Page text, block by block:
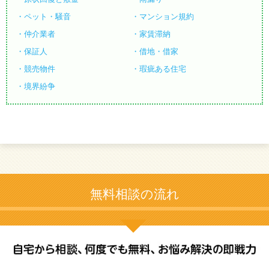
ペット・騒音
マンション規約
仲介業者
家賃滞納
保証人
借地・借家
競売物件
瑕疵ある住宅
境界紛争
無料相談の流れ